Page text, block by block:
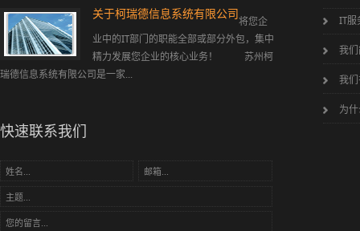
关于柯瑞德信息系统有限公司
将您企
业中的IT部门的职能全部或部分外包，集中
精力发展您企业的核心业务！ 苏州柯
瑞德信息系统有限公司是一家...
苏州柯
证的微软、思科等
快速联系我们
IT服
我
我
为